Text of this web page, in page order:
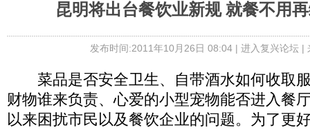
昆明将出台餐饮业新规 就餐不用
发布时间:2011年10月26日 08:04 | 进入复兴论坛|
菜品是否安全卫生、自带酒水如何收取
财物谁来负责、心爱的小型宠物能否进入
以来困扰市民以及餐饮企业的问题。为了更